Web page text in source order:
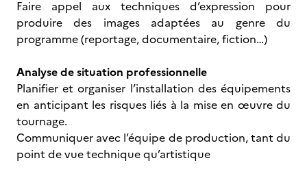
Faire appel aux techniques d’expression pour
produire des images adaptées au genre du
programme (reportage, documentaire, fiction…)
Analyse de situation professionnelle
Planifier et organiser l’installation des équipements
en anticipant les risques liés à la mise en œuvre du
tournage.
Communiquer avec l’équipe de production, tant du
point de vue technique qu’artistique